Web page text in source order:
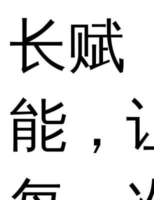
长赋
能，